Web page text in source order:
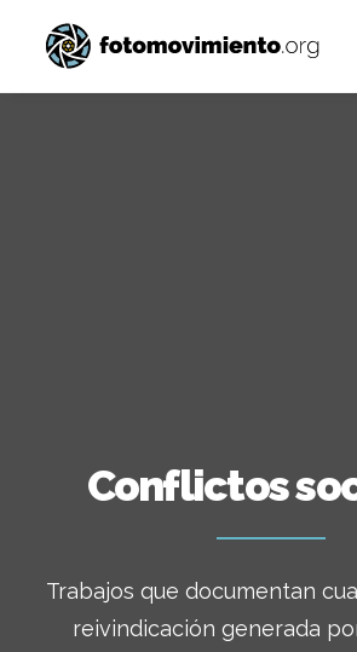
Conflictos
Trabajos que documentan
reivindicación generada